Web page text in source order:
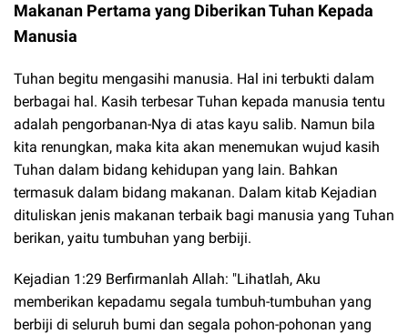
Makanan Pertama yang Diberikan Tuhan Kepada
Manusia
Tuhan begitu mengasihi manusia. Hal ini terbukti dalam
berbagai hal. Kasih terbesar Tuhan kepada manusia tentu
adalah pengorbanan-Nya di atas kayu salib. Namun bila
kita renungkan, maka kita akan menemukan wujud kasih
Tuhan dalam bidang kehidupan yang lain. Bahkan
termasuk dalam bidang makanan. Dalam kitab Kejadian
dituliskan jenis makanan terbaik bagi manusia yang Tuhan
berikan, yaitu tumbuhan yang berbiji.
Kejadian 1:29 Berfirmanlah Allah: "Lihatlah, Aku
memberikan kepadamu segala tumbuh-tumbuhan yang
berbiji di seluruh bumi dan segala pohon-pohonan yang